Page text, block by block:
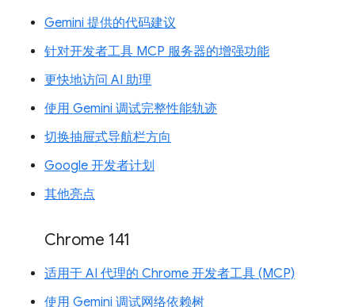
Gemini 提供的代码建议
针对开发者工具 MCP 服务器的增强功能
更快地访问 AI 助理
使用 Gemini 调试完整性能轨迹
切换抽屉式导航栏方向
Google 开发者计划
其他亮点
Chrome 141
适用于 AI 代理的 Chrome 开发者工具 (MCP)
使用 Gemini 调试网络依赖树